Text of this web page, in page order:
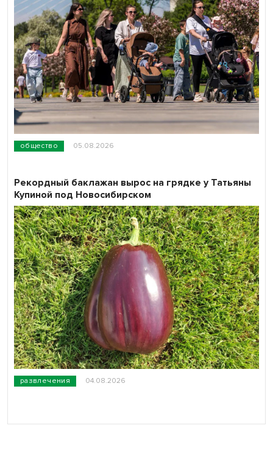
общество 05.08.2026
развлечения 04.08.2026
Рекордный баклажан вырос на грядке у Татьяны
Купиной под Новосибирском